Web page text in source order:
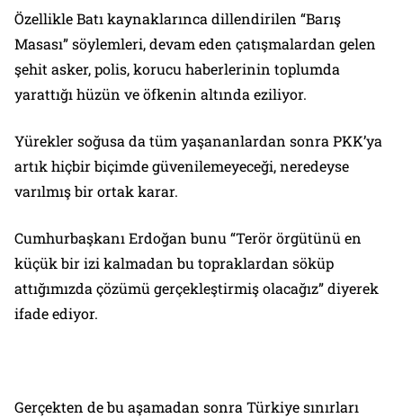
Özellikle Batı kaynaklarınca dillendirilen “Barış
Masası” söylemleri, devam eden çatışmalardan gelen
şehit asker, polis, korucu haberlerinin toplumda
yarattığı hüzün ve öfkenin altında eziliyor.
Yürekler soğusa da tüm yaşananlardan sonra PKK’ya
artık hiçbir biçimde güvenilemeyeceği, neredeyse
varılmış bir ortak karar.
Cumhurbaşkanı Erdoğan bunu “Terör örgütünü en
küçük bir izi kalmadan bu topraklardan söküp
attığımızda çözümü gerçekleştirmiş olacağız” diyerek
ifade ediyor.
Gerçekten de bu aşamadan sonra Türkiye sınırları